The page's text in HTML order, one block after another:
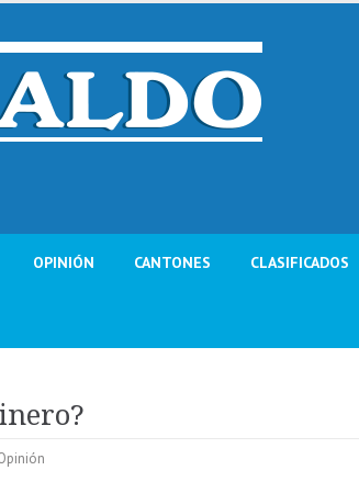
OPINIÓN CANTONES CLASIFICADOS